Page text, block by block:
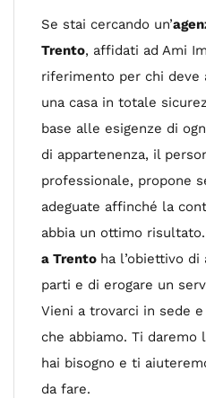
Se stai cercando un’
Trento, affidati ad Ami
riferimento per chi deve
una casa in totale
base alle esigenze di
di appartenenza, il
professionale, propone
adeguate affinché la
abbia un ottimo risultato.
a Trento ha l’obiettivo
parti e di erogare un
Vieni a trovarci in sede
che abbiamo. Ti
hai bisogno e ti
da fare.